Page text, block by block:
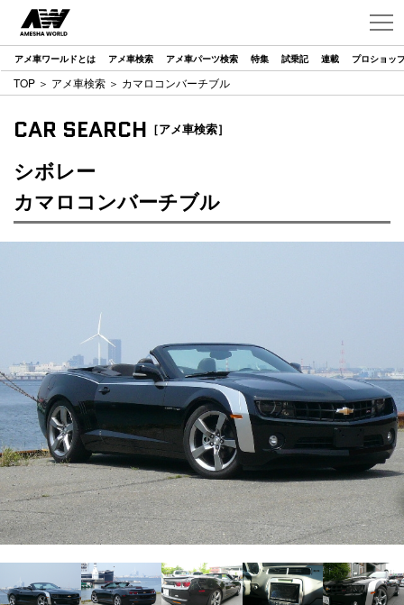
アメ車ワールドとは アメ車検索 アメ車パーツ検索 特集 試乗記 連載 プロショッ
TOP ＞ アメ車検索 ＞ カマロコンバーチブル
CAR SEARCH ［アメ車検索］
シボレー
カマロコンバーチブル